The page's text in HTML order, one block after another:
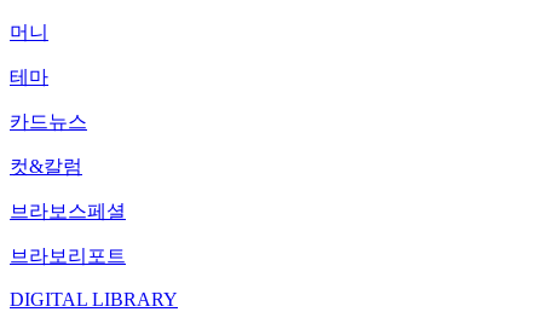
머니
테마
카드뉴스
컷&칼럼
브라보스페셜
브라보리포트
DIGITAL LIBRARY